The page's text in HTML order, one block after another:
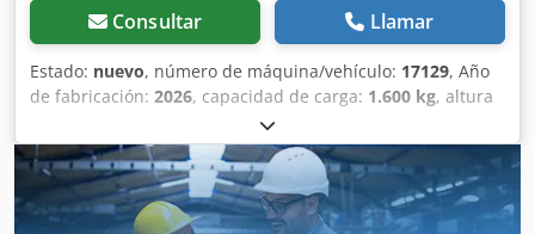
Consultar Llamar
Estado: nuevo, número de máquina/vehículo: 17129, Año
de fabricación: 2026, capacidad de carga: 1.600 kg, altura
, ascensor libre:
de carga:500 mm, tipo de combustible:eléctrico, tipo de
mástil:triple, altura de construcción:2.215 mm
, voltaje de
la batería:51,2 V, longitud de la horquilla: 1.200 mm,
tamaño del neumático delantero: 18x7-8 non marking